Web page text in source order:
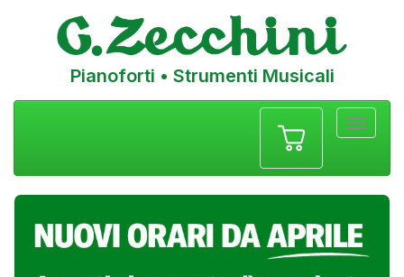
Pianoforti • Strumenti Musicali